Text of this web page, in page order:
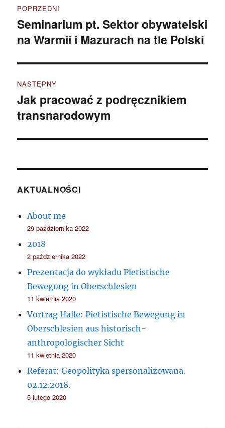
wpisu
POPRZEDNI
Poprzedni
wpis:
Seminarium pt. Sektor obywatelski
na Warmii i Mazurach na tle Polski
NASTĘPNY
Następny
wpis:
Jak pracować z podręcznikiem
transnarodowym
AKTUALNOŚCI
About me
29 października 2022
2018
2 października 2022
Prezentacja do wykładu Pietistische
Bewegung in Oberschlesien
11 kwietnia 2020
Vortrag Halle: Pietistische Bewegung in
Oberschlesien aus historisch-
anthropologischer Sicht
11 kwietnia 2020
Referat: Geopolityka spersonalizowana.
02.12.2018.
5 lutego 2020